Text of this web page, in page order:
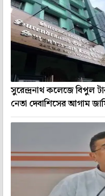
সুরেন্দ্রনাথ কলেজে
নেতা দেবাশিসের আগাম